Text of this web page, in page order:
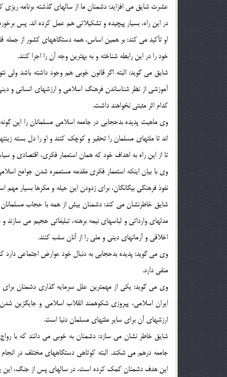
عشرت شايق مي افزايد: دشمنان ما از سالهاي گذشته برنامه ريزي
در اين راه، بسيار پيچيده و تشكيلاتي هم عمل كرده اند. پس
او تأكيد مي كند: بر همين اساس، همه دستگاههاي كشور از جمله
خود را در اين رابطه شناخته و به بهترين وجه آن را اجرا كنند.
شايق مي گويد: البته اگر قانون خوبي هم وجود داشته باشد ولي
آموزشي از نظر شناساندن فرهنگ اسلامي و ارزشهاي انساني و
كدام اثر مثبتي نخواهند داشت.
وي ماهيت پديده بدحجابي در جامعه اسلامي مسلمانان را اين
اند تا ملتهاي مسلمان را تحقير و كوچك كنند و او را دل بسته
تا از اين راه به اهداف خود كه همان استعمار فكري، اقتصادي و
وي با بيان اينكه استعمار فكري مقدمه مستعمره شدن جوامع
نفوذ فرهنگي بيگانگان، براي زدودن اين حيله و مكرها بسيار مهم
شايق خاطرنشان مي كند: دشمنان بيش از همه با حجاب
مدلهاي وارداتي و لباسهاي نيمه برهنه، تبليغاتي حجيم مي
اخلاقي و آرمانهاي ديني و ملي را از آنان سلب كنند.
وي مي گويد: پديده بدحجابي به دنبال خود عوارض اجتماعي دارد كه
منفي دارد.
وي مي گويد: يكي از مهمترين علل سرمايه گذاري دشمنان براي
ايران اسلامي، پيروزي شكوهمند انقلاب اسلامي و جايگزين
ارزشهاي آن براي ساير ملتهاي مسلمان دنيا است.
شايق خاطر نشان مي سازد: دشمنان به خوبي مي دانند كه با
جامعه درهم مي شكند. البته كوتاهي دستگاههاي مختلف در انجام
اين هدف دشمنان كمك كرده است، در سالهاي پس از جنگ، اين